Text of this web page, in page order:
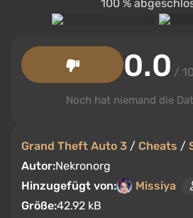
Grand Theft Auto 3 / Cheats /
Autor:Nekronorg
Hinzugefügt von:
Missiya
Größe:42.92 kB
0.0 / 10
Noch hat niemand die